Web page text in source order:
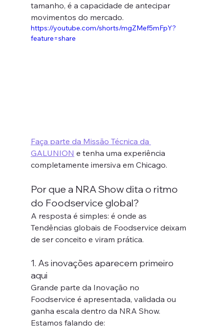
tamanho, é a capacidade de antecipar
movimentos do mercado.
https://youtube.com/shorts/mgZMef5mFpY?
feature=share
Faça parte da Missão Técnica da
GALUNION e tenha uma experiência
completamente imersiva em Chicago.
Por que a NRA Show dita o ritmo
do Foodservice global?
A resposta é simples: é onde as
Tendências globais de Foodservice deixam
de ser conceito e viram prática.
1. As inovações aparecem primeiro
aqui
Grande parte da Inovação no
Foodservice é apresentada, validada ou
ganha escala dentro da NRA Show.
Estamos falando de: